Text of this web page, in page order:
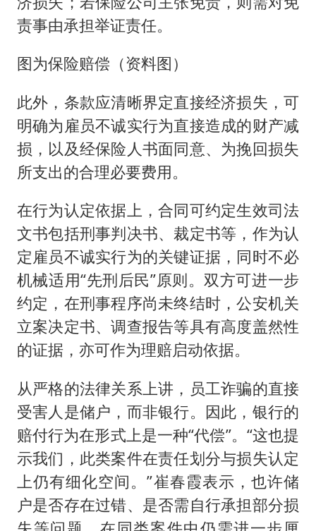
责事由承担举证责任。
图为保险赔偿（资料图）
此外，条款应清晰界定直接经济损失，可
明确为雇员不诚实行为直接造成的财产减
损，以及经保险人书面同意、为挽回损失
所支出的合理必要费用。
在行为认定依据上，合同可约定生效司法
文书包括刑事判决书、裁定书等，作为认
定雇员不诚实行为的关键证据，同时不必
机械适用“先刑后民”原则。双方可进一步
约定，在刑事程序尚未终结时，公安机关
立案决定书、调查报告等具有高度盖然性
的证据，亦可作为理赔启动依据。
从严格的法律关系上讲，员工诈骗的直接
受害人是储户，而非银行。因此，银行的
赔付行为在形式上是一种“代偿”。“这也提
示我们，此类案件在责任划分与损失认定
上仍有细化空间。”崔春霞表示，也许储
户是否存在过错、是否需自行承担部分损